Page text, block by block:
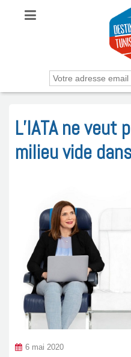
L’IATA ne veut
milieu vide
6 mai 2020